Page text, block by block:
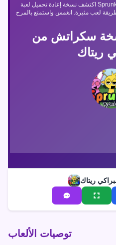
سكراتش من
ريتاك
اكتشف نسخة إعادة تحميل لعبة Sprunki Retake Scratch، وهي رؤية جديدة
توصيات الألعاب